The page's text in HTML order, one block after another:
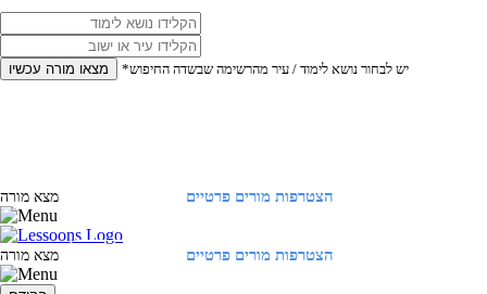
מצאו מורה עכשיו *יש לבחור נושא לימוד / עיר מהרשימה שבשדה החיפוש
הצטרפות מורים פרטיים מצא מורה
הצטרפות מורים פרטיים מצא מורה